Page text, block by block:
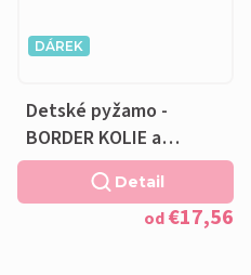
DÁREK
Detské pyžamo -
BORDER KOLIE a
VANKÚŠIK ZADARMO
od€17,56
Detail